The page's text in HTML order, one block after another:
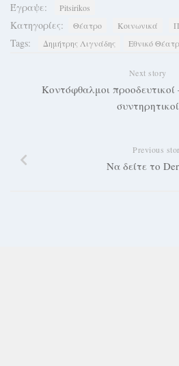
Έγραψε: Pitsirikos
Κατηγορίες: Θέατρο Κοινωνικά
Tags: Δημήτρης Λιγνάδης Εθνικό
Next story
Κοντόφθαλμοι
συντηρητικοί
Previous
Να δείτε το